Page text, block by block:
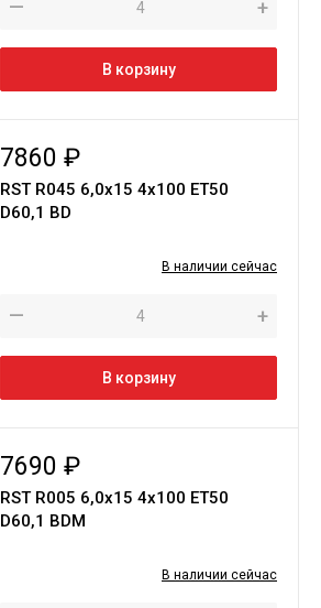
— +
В корзину
7860 ₽
RST R045 6,0х15 4х100 ЕТ50
D60,1 BD
В наличии сейчас
— +
В корзину
7690 ₽
RST R005 6,0х15 4х100 ЕТ50
D60,1 BDM
В наличии сейчас